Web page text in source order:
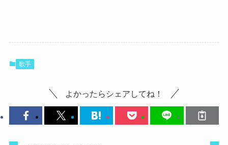
歌手
よかったらシェアしてね！